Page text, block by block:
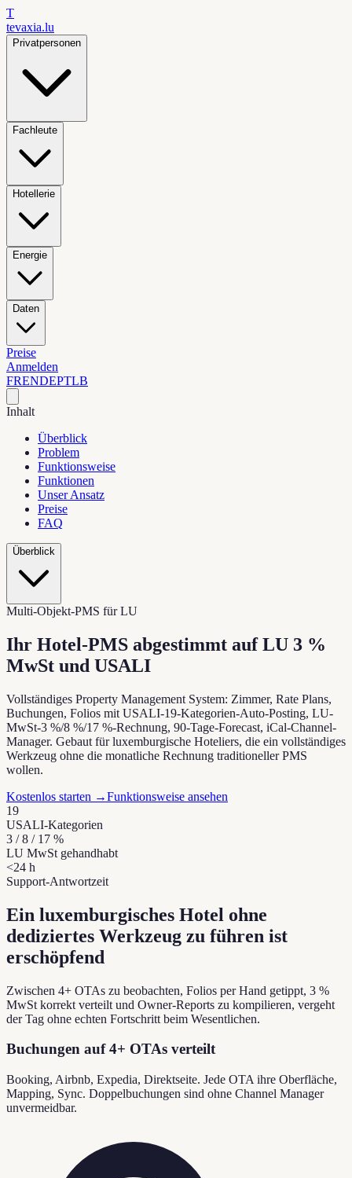
T
tevaxia.lu
Privatpersonen
Fachleute
Hotellerie
Energie
Daten
Preise
Anmelden
FRENDEPTLB
Inhalt
Überblick
Problem
Funktionsweise
Funktionen
Unser Ansatz
Preise
FAQ
Überblick
Multi-Objekt-PMS für LU
Ihr Hotel-PMS abgestimmt auf LU 3 %
MwSt und USALI
Vollständiges Property Management System: Zimmer, Rate Plans,
Buchungen, Folios mit USALI-19-Kategorien-Auto-Posting, LU-
MwSt-3 %/8 %/17 %-Rechnung, 90-Tage-Forecast, iCal-Channel-
Manager. Gebaut für luxemburgische Hoteliers, die ein vollständiges
Werkzeug ohne die monatliche Rechnung traditioneller PMS
wollen.
Kostenlos starten →Funktionsweise ansehen
19
USALI-Kategorien
3 / 8 / 17 %
LU MwSt gehandhabt
<24 h
Support-Antwortzeit
Ein luxemburgisches Hotel ohne
dediziertes Werkzeug zu führen ist
erschöpfend
Zwischen 4+ OTAs zu beobachten, Folios per Hand getippt, 3 %
MwSt korrekt verteilt und Owner-Reports zu kompilieren, vergeht
der Tag ohne echten Fortschritt beim Wesentlichen.
Buchungen auf 4+ OTAs verteilt
Booking, Airbnb, Expedia, Direktseite. Jede OTA ihre Oberfläche,
Mapping, Sync. Doppelbuchungen sind ohne Channel Manager
unvermeidbar.